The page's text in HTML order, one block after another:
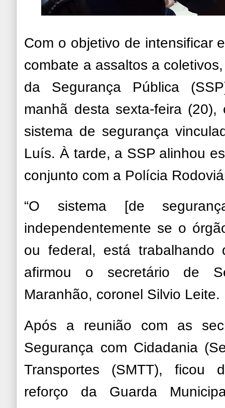
Com o objetivo de intensificar
combate a assaltos a
da Segurança Pública
manhã desta sexta-feira (20),
sistema de segurança
Luís. À tarde, a SSP alinhou
conjunto com a Polícia
“O sistema [de
independentemente se o
ou federal, está trabalhando
afirmou o secretário de
Maranhão, coronel Silvio Leite.
Após a reunião com as
Segurança com Cidadania
Transportes (SMTT), ficou
reforço da Guarda